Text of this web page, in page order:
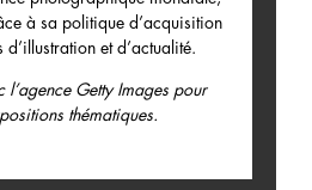
à sa politique d’acquisition
et d’actualité.
l’agence Getty Images pour
thématiques.